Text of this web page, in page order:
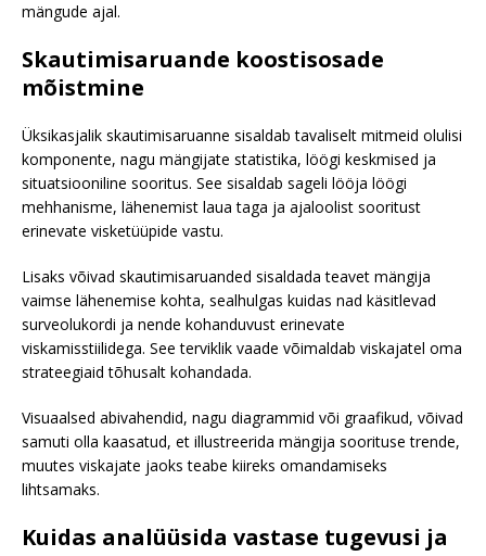
mängude ajal.
Skautimisaruande koostisosade
mõistmine
Üksikasjalik skautimisaruanne sisaldab tavaliselt mitmeid olulisi
komponente, nagu mängijate statistika, löögi keskmised ja
situatsiooniline sooritus. See sisaldab sageli lööja löögi
mehhanisme, lähenemist laua taga ja ajaloolist sooritust
erinevate visketüüpide vastu.
Lisaks võivad skautimisaruanded sisaldada teavet mängija
vaimse lähenemise kohta, sealhulgas kuidas nad käsitlevad
surveolukordi ja nende kohanduvust erinevate
viskamisstiilidega. See terviklik vaade võimaldab viskajatel oma
strateegiaid tõhusalt kohandada.
Visuaalsed abivahendid, nagu diagrammid või graafikud, võivad
samuti olla kaasatud, et illustreerida mängija soorituse trende,
muutes viskajate jaoks teabe kiireks omandamiseks
lihtsamaks.
Kuidas analüüsida vastase tugevusi ja